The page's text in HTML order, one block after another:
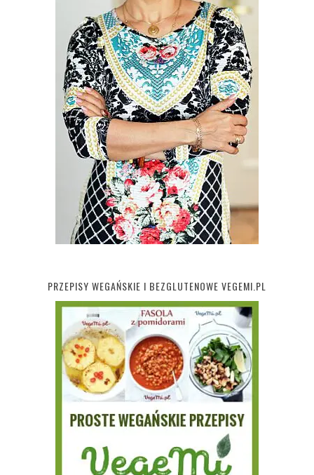
PRZEPISY WEGAŃSKIE I BEZGLUTENOWE VEGEMI.PL